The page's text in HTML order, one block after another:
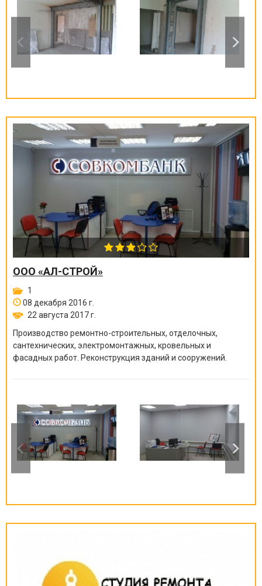
ООО «АЛ-СТРОЙ»
1
08 декабря 2016 г.
22 августа 2017 г.
Производство ремонтно-строительных, отделочных,
сантехнических, электромонтажных, кровельных и
фасадных работ. Реконструкция зданий и сооружений.